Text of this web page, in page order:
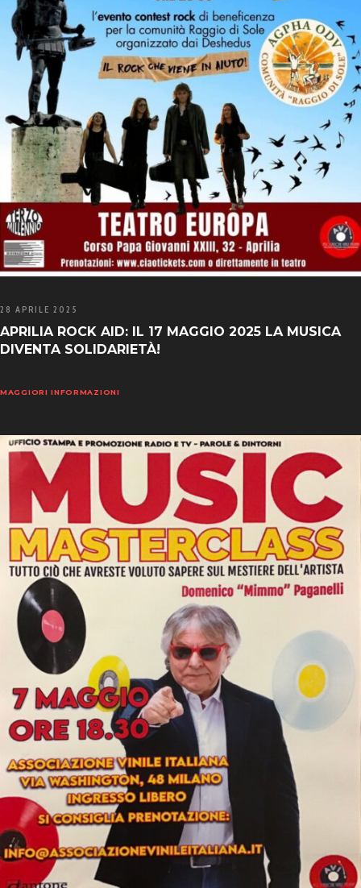
28 APRILE 2025
APRILIA ROCK AID: IL 17 MAGGIO 2025 LA MUSICA
DIVENTA SOLIDARIETÀ!
MAGGIORI INFORMAZIONI